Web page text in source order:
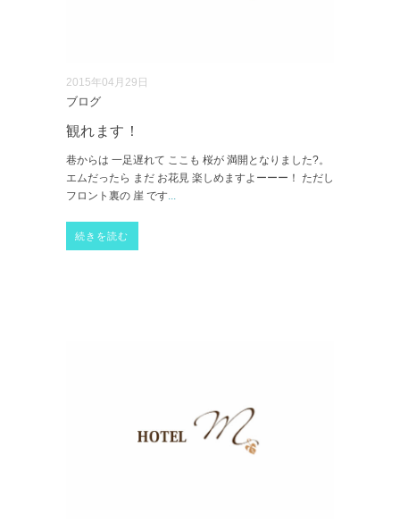
2015年04月29日
ブログ
観れます！
巷からは 一足遅れて ここも 桜が 満開となりました?。
エムだったら まだ お花見 楽しめますよーーー！ ただし
フロント裏の 崖 です...
続きを読む